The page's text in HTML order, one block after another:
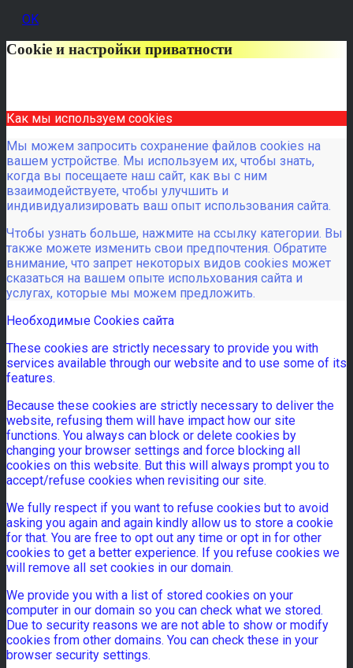
OK
Cookie и настройки приватности
Как мы используем cookies
Мы можем запросить сохранение файлов cookies на
вашем устройстве. Мы используем их, чтобы знать,
когда вы посещаете наш сайт, как вы с ним
взаимодействуете, чтобы улучшить и
индивидуализировать ваш опыт использования сайта.
Чтобы узнать больше, нажмите на ссылку категории. Вы
также можете изменить свои предпочтения. Обратите
внимание, что запрет некоторых видов cookies может
сказаться на вашем опыте испольхования сайта и
услугах, которые мы можем предложить.
Необходимые Cookies сайта
These cookies are strictly necessary to provide you with
services available through our website and to use some of its
features.
Because these cookies are strictly necessary to deliver the
website, refusing them will have impact how our site
functions. You always can block or delete cookies by
changing your browser settings and force blocking all
cookies on this website. But this will always prompt you to
accept/refuse cookies when revisiting our site.
We fully respect if you want to refuse cookies but to avoid
asking you again and again kindly allow us to store a cookie
for that. You are free to opt out any time or opt in for other
cookies to get a better experience. If you refuse cookies we
will remove all set cookies in our domain.
We provide you with a list of stored cookies on your
computer in our domain so you can check what we stored.
Due to security reasons we are not able to show or modify
cookies from other domains. You can check these in your
browser security settings.